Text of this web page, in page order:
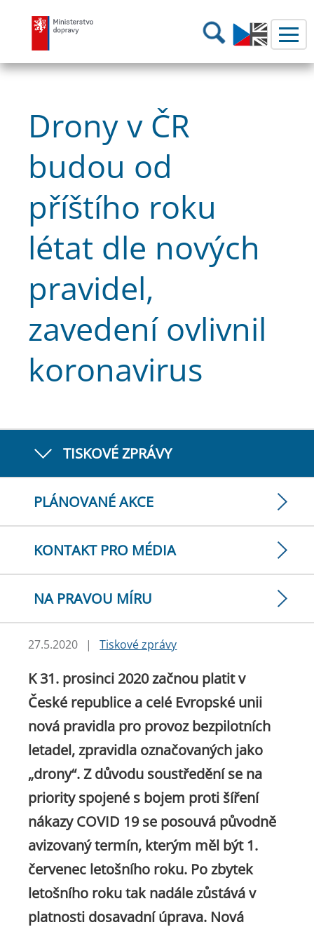
Ministerstvo dopravy Hledání
Drony v ČR
budou od
příštího roku
létat dle nových
pravidel,
zavedení ovlivnil
koronavirus
TISKOVÉ ZPRÁVY
PLÁNOVANÉ AKCE
KONTAKT PRO MÉDIA
NA PRAVOU MÍRU
27.5.2020 | Tiskové zprávy
K 31. prosinci 2020 začnou platit v
České republice a celé Evropské unii
nová pravidla pro provoz bezpilotních
letadel, zpravidla označovaných jako
„drony“. Z důvodu soustředění se na
priority spojené s bojem proti šíření
nákazy COVID 19 se posouvá původně
avizovaný termín, kterým měl být 1.
červenec letošního roku. Po zbytek
letošního roku tak nadále zůstává v
platnosti dosavadní úprava. Nová